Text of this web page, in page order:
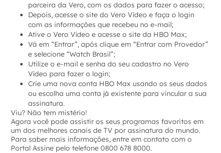
parceira da Vero, com os dados para fazer o acesso;
Depois, acesse o site do Vero Vídeo e faça o login
com as informações que recebeu no e-mail;
Ative o Vero Vídeo e acesse o site da HBO Max;
Vá em “Entrar”, após clique em “Entrar com Provedor”
e selecione “Watch Brasil”;
Utilize o e-mail e senha do seu cadastro no Vero
Vídeo para fazer o login;
Crie uma nova conta HBO Max usando os seus dados
ou escolha uma conta já existente para vincular a sua
assinatura.
Viu? Não tem mistério!
Agora você pode assistir os seus programas favoritos em
um dos melhores canais de TV por assinatura do mundo.
Para saber mais informações, entre em contato com o
Portal Assine pelo telefone 0800 678 8000.